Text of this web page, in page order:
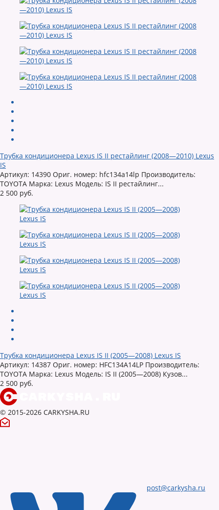
Трубка кондиционера Lexus IS II рестайлинг (2008—2010) Lexus
IS
Артикул: 14390 Ориг. номер: hfc134a14lp Производитель:
TOYOTA Марка: Lexus Модель: IS II рестайлинг...
2 500 руб.
Трубка кондиционера Lexus IS II (2005—2008) Lexus IS
Артикул: 14387 Ориг. номер: HFC134A14LP Производитель:
TOYOTA Марка: Lexus Модель: IS II (2005—2008) Кузов...
2 500 руб.
© 2015-2026 CARKYSHA.RU
post@carkysha.ru